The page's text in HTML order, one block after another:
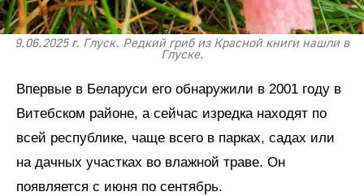
9.06.2025 г. Глуск. Редкий гриб из Красной книги нашли в
Глуске.
Впервые в Беларуси его обнаружили в 2001 году в
Витебском районе, а сейчас изредка находят по
всей республике, чаще всего в парках, садах или
на дачных участках во влажной траве. Он
появляется с июня по сентябрь.